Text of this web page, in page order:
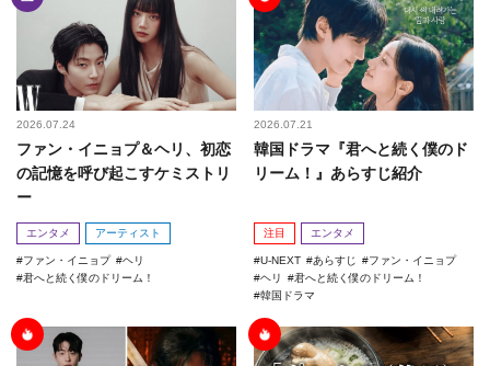
2026.07.24
ファン・イニョプ＆ヘリ、初恋
の記憶を呼び起こすケミストリ
ー
エンタメ アーティスト
ファン・イニョプ
ヘリ
君へと続く僕のドリーム！
2026.07.21
韓国ドラマ『君へと続く僕のド
リーム！』あらすじ紹介
注目 エンタメ
U-NEXT あらすじ
ファン・イニョプ
ヘリ
君へと続く僕のドリーム！
韓国ドラマ